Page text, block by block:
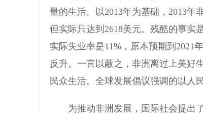
量的生活。以2013年为基础，2013年
但实际只达到2618美元。残酷的事实
实际失业率是11%，原本预期到2021
反升。一言以蔽之，非洲离过上美好
民众生活。全球发展倡议强调的以人
为推动非洲发展，国际社会提出了